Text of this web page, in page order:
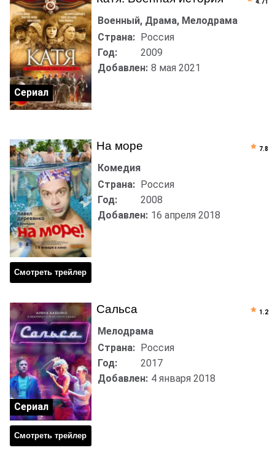
Военный, Драма, Мелодрама
Страна: Россия
Год:
2009
Добавлен: 8 мая 2021
Сериал
4.71
На море
Смотреть трейлер
Комедия
Страна: Россия
Год:
2008
Добавлен: 16 апреля 2018
7.8
Сальса
Смотреть трейлер
Мелодрама
Страна: Россия
Год:
2017
Добавлен: 4 января 2018
Сериал
1.2